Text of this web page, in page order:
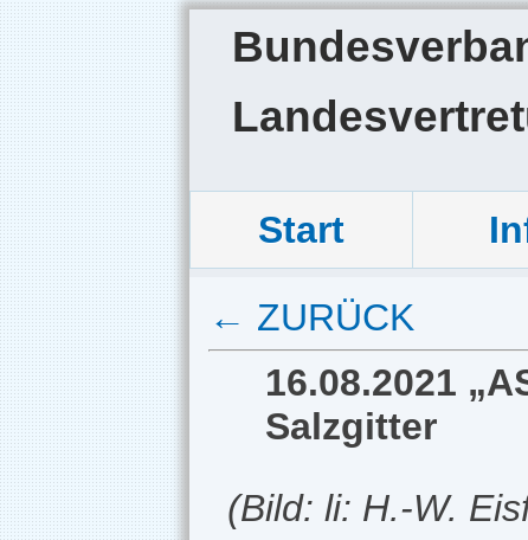
Start
← ZURÜCK
16.08.2021
Salzgitter
(Bild: li: H.-W.